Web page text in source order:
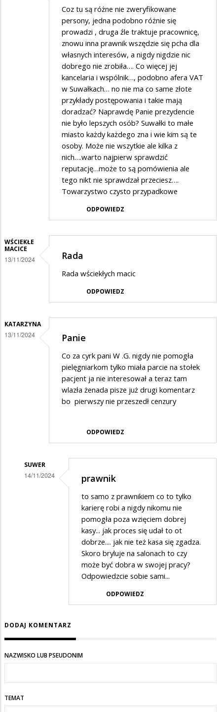
komu
doradziały?
Coz tu są różne nie zweryfikowane
persony, jedna podobno różnie się
prowadzi , druga źle traktuje pracownicę,
znowu inna prawnik wszędzie się pcha dla
własnych interesów, a nigdy nigdzie nic
dobrego nie zrobiła…. Co więcej jej
kancelaria i wspólnik…, podobno afera VAT
w Suwałkach… no nie ma co same złote
przykłady postępowania i takie mają
doradzać? Naprawdę Panie prezydencie
nie było lepszych osób? Suwałki to małe
miasto każdy każdego zna i wie kim są te
osoby. Może nie wszytkie ale kilka z
nich….warto najpierw sprawdzić
reputację…może to są pomówienia ale
tego nikt nie sprawdzał przeciesz….
Towarzystwo czysto przypadkowe
ODPOWIEDZ
WŚCIEKŁE
MACICE
13/11/2024 Rada
Rada wściekłych macic
ODPOWIEDZ
KATARZYNA
13/11/2024 Panie
Co za cyrk pani W .G. nigdy nie pomogła
pielęgniarkom tylko miała parcie na stołek
pacjent ja nie interesował a teraz tam
wlazła żenada pisze już drugi komentarz
bo pierwszy nie przeszedł cenzury
ODPOWIEDZ
SUWER
14/11/2024 prawnik
to samo z prawnikiem co to tylko
karierę robi a nigdy nikomu nie
pomogła poza wzięciem dobrej
kasy... jak proces się udał to ot
dobrze.... jak nie też kasa się zgadza.
Skoro bryluje na salonach to czy
może być dobra w swojej pracy?
Odpowiedzcie sobie sami...
ODPOWIEDZ
DODAJ KOMENTARZ
NAZWISKO LUB PSEUDONIM
TEMAT